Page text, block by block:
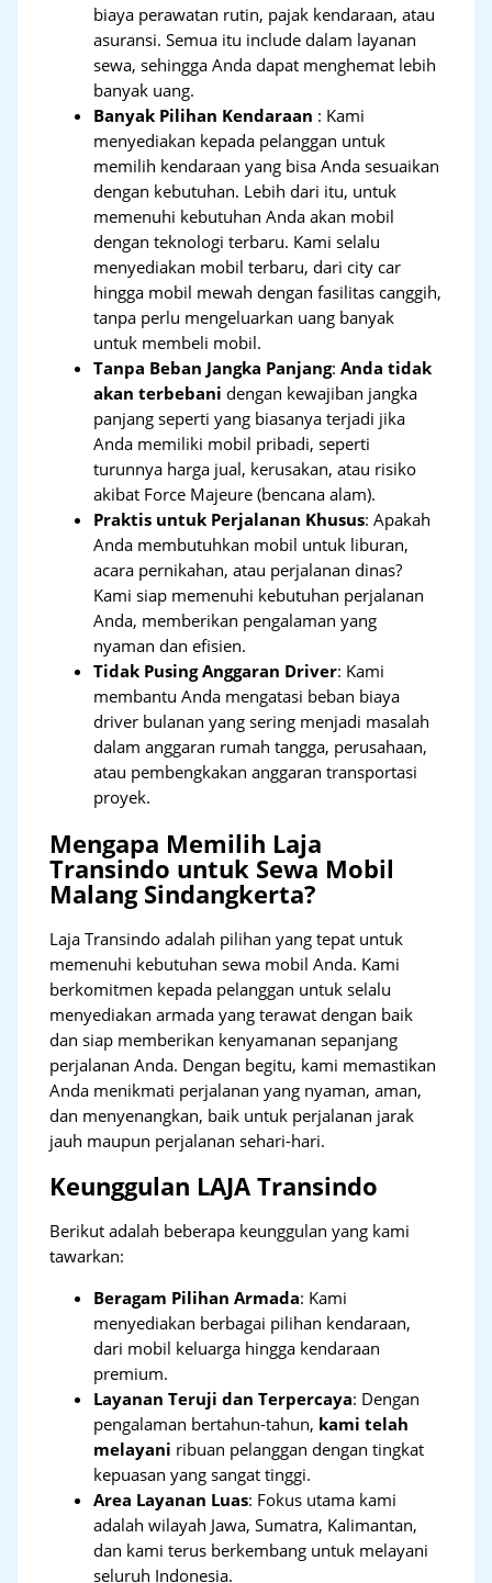
biaya perawatan rutin, pajak kendaraan, atau
asuransi. Semua itu include dalam layanan
sewa, sehingga Anda dapat menghemat lebih
banyak uang.
Banyak Pilihan Kendaraan : Kami
menyediakan kepada pelanggan untuk
memilih kendaraan yang bisa Anda sesuaikan
dengan kebutuhan. Lebih dari itu, untuk
memenuhi kebutuhan Anda akan mobil
dengan teknologi terbaru. Kami selalu
menyediakan mobil terbaru, dari city car
hingga mobil mewah dengan fasilitas canggih,
tanpa perlu mengeluarkan uang banyak
untuk membeli mobil.
Tanpa Beban Jangka Panjang:Anda tidak
akan terbebani dengan kewajiban jangka
panjang seperti yang biasanya terjadi jika
Anda memiliki mobil pribadi, seperti
turunnya harga jual, kerusakan, atau risiko
akibat Force Majeure (bencana alam).
Praktis untuk Perjalanan Khusus: Apakah
Anda membutuhkan mobil untuk liburan,
acara pernikahan, atau perjalanan dinas?
Kami siap memenuhi kebutuhan perjalanan
Anda, memberikan pengalaman yang
nyaman dan efisien.
Tidak Pusing Anggaran Driver: Kami
membantu Anda mengatasi beban biaya
driver bulanan yang sering menjadi masalah
dalam anggaran rumah tangga, perusahaan,
atau pembengkakan anggaran transportasi
proyek.
Mengapa Memilih Laja
Transindo untuk Sewa Mobil
Malang Sindangkerta?
Laja Transindo adalah pilihan yang tepat untuk
memenuhi kebutuhan sewa mobil Anda. Kami
berkomitmen kepada pelanggan untuk selalu
menyediakan armada yang terawat dengan baik
dan siap memberikan kenyamanan sepanjang
perjalanan Anda. Dengan begitu, kami memastikan
Anda menikmati perjalanan yang nyaman, aman,
dan menyenangkan, baik untuk perjalanan jarak
jauh maupun perjalanan sehari-hari.
Keunggulan LAJA Transindo
Berikut adalah beberapa keunggulan yang kami
tawarkan:
Beragam Pilihan Armada: Kami
menyediakan berbagai pilihan kendaraan,
dari mobil keluarga hingga kendaraan
premium.
Layanan Teruji dan Terpercaya: Dengan
pengalaman bertahun-tahun, kami telah
melayani ribuan pelanggan dengan tingkat
kepuasan yang sangat tinggi.
Area Layanan Luas: Fokus utama kami
adalah wilayah Jawa, Sumatra, Kalimantan,
dan kami terus berkembang untuk melayani
seluruh Indonesia.